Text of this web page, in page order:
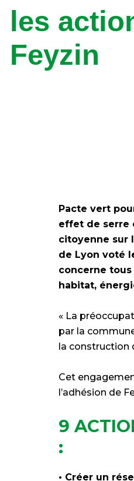
les
Feyzin
Pacte vert
effet de serre
citoyenne sur
de Lyon voté
concerne
habitat,
« La
par la
la construction
Cet
l’adhésion de
9
:
• Créer un